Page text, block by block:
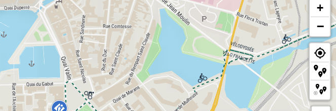
+
−